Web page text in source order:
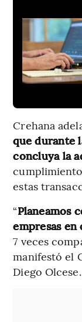
Crehana
que durante
concluya la
estas
“Planeamos
empresas
7 veces
manifestó el
Diego Olcese.